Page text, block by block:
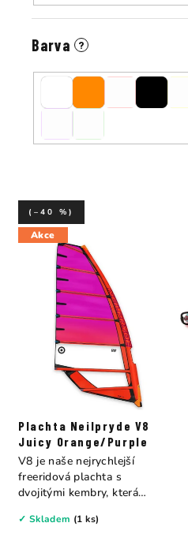
Barva ?
Akce
Plachta Neilpryde V8
Juicy Orange/Purple
(–40 %)
✓ Skladem (1 ks)
V8 je naše nejrychlejší
freeridová plachta s
dvojitými kembry, která